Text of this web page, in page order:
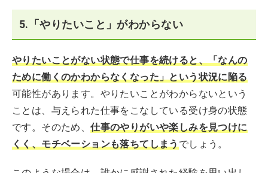
5.「やりたいこと」がわからない
やりたいことがない状態で仕事を続けると、「なんの
ために働くのかわからなくなった」という状況に陥る
可能性があります。やりたいことがわからないという
ことは、与えられた仕事をこなしている受け身の状態
です。そのため、仕事のやりがいや楽しみを見つけに
くく、モチベーションも落ちてしまうでしょう。